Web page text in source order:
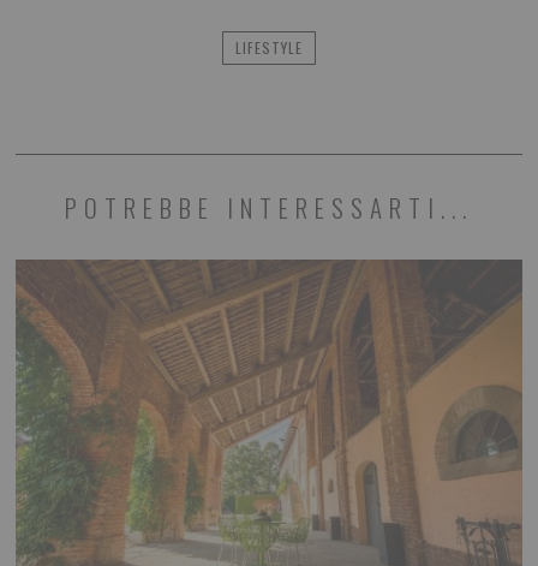
LIFESTYLE
POTREBBE INTERESSARTI...